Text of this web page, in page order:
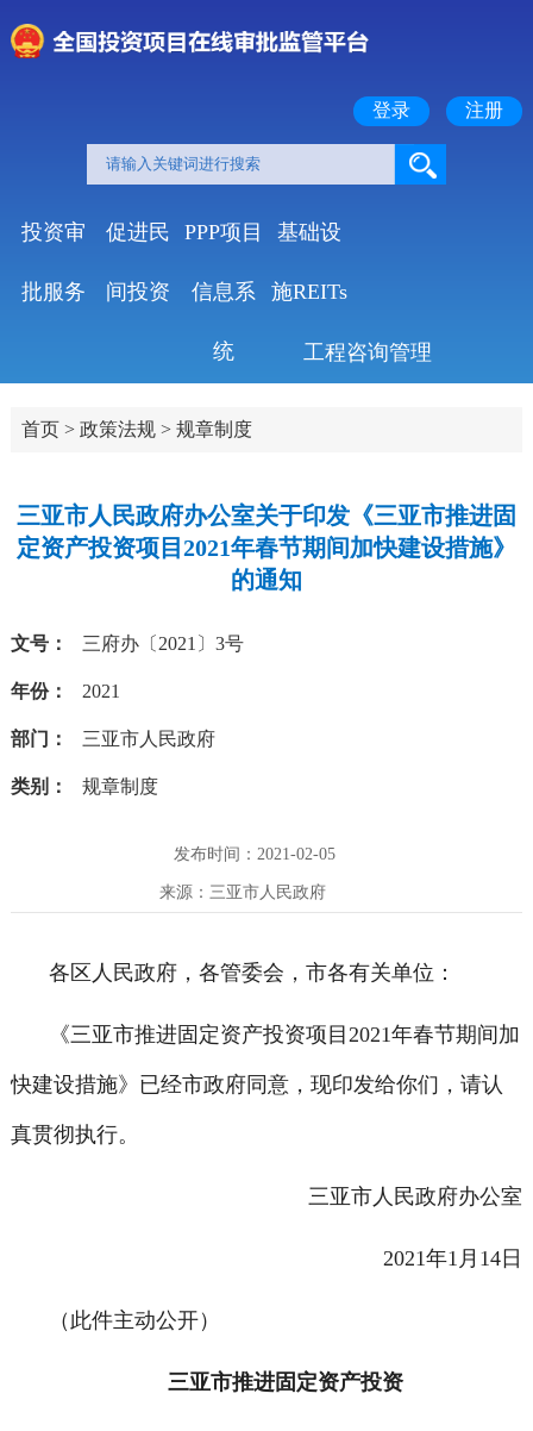
登录 注册
投资审
批服务
促进民
间投资
PPP项目
信息系
统
基础设
施REITs
工程咨询管理
首页> 政策法规> 规章制度
三亚市人民政府办公室关于印发《三亚市推进固
定资产投资项目2021年春节期间加快建设措施》
的通知
文号： 三府办〔2021〕3号
年份： 2021
部门： 三亚市人民政府
类别： 规章制度
发布时间：2021-02-05
来源：三亚市人民政府
各区人民政府，各管委会，市各有关单位：
《三亚市推进固定资产投资项目2021年春节期间加
快建设措施》已经市政府同意，现印发给你们，请认
真贯彻执行。
三亚市人民政府办公室
2021年1月14日
（此件主动公开）
三亚市推进固定资产投资